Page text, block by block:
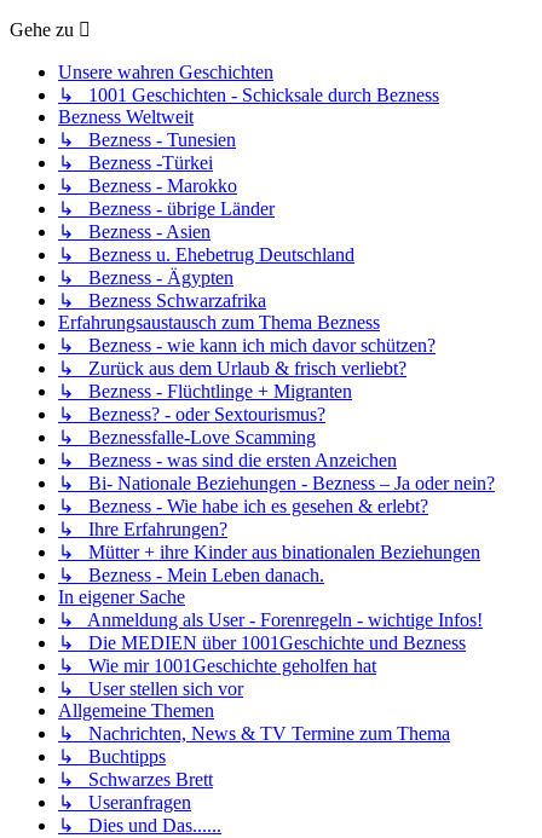
Gehe zu
Unsere wahren Geschichten
↳ 1001 Geschichten - Schicksale durch Bezness
Bezness Weltweit
↳ Bezness - Tunesien
↳ Bezness -Türkei
↳ Bezness - Marokko
↳ Bezness - übrige Länder
↳ Bezness - Asien
↳ Bezness u. Ehebetrug Deutschland
↳ Bezness - Ägypten
↳ Bezness Schwarzafrika
Erfahrungsaustausch zum Thema Bezness
↳ Bezness - wie kann ich mich davor schützen?
↳ Zurück aus dem Urlaub & frisch verliebt?
↳ Bezness - Flüchtlinge + Migranten
↳ Bezness? - oder Sextourismus?
↳ Beznessfalle-Love Scamming
↳ Bezness - was sind die ersten Anzeichen
↳ Bi- Nationale Beziehungen - Bezness – Ja oder nein?
↳ Bezness - Wie habe ich es gesehen & erlebt?
↳ Ihre Erfahrungen?
↳ Mütter + ihre Kinder aus binationalen Beziehungen
↳ Bezness - Mein Leben danach.
In eigener Sache
↳ Anmeldung als User - Forenregeln - wichtige Infos!
↳ Die MEDIEN über 1001Geschichte und Bezness
↳ Wie mir 1001Geschichte geholfen hat
↳ User stellen sich vor
Allgemeine Themen
↳ Nachrichten, News & TV Termine zum Thema
↳ Buchtipps
↳ Schwarzes Brett
↳ Useranfragen
↳ Dies und Das......